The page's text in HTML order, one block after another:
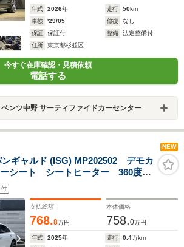
年式 2026年 走行 50km
車検
'29/05 修復
なし
保証
保証付 整備
法定整備付
住所
東京都杉並区
今すぐ在庫確認・見積依頼
電話する
ンツ中野 サーティファイドカーセンター
NEW
ギャルド (ISG) MP202502 デモカ
シート シートヒーター 360度カ
ティ 電動リアゲート アップル
イドオート
支払総額
768.8万円
本体価格
758.0万円
年式 2025年 走行 0.4万km